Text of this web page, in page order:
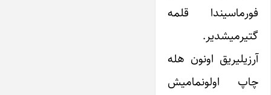
فورماسیندا قلمه
گتیرمیشدیر.
آرزیلیریق اونون هله
چاپ اولونمامیش